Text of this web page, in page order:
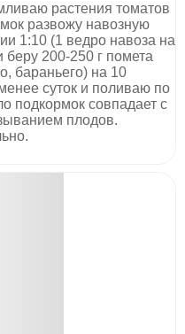
растения томатов
развожу навозную
1:10 (1 ведро навоза на
200-250 г помета
бараньего) на 10
суток и поливаю по
подкормок совпадает с
плодов.